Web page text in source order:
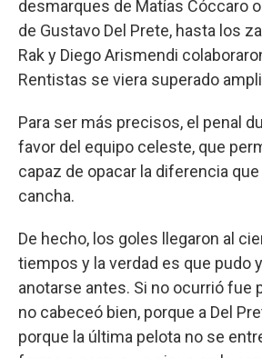
desmarques de Matías Cóccaro
de Gustavo Del Prete, hasta los
Rak y Diego Arismendi
Rentistas se viera superado
Para ser más precisos, el penal
favor del equipo celeste, que
capaz de opacar la diferencia
cancha.
De hecho, los goles llegaron al
tiempos y la verdad es que pudo
anotarse antes. Si no ocurrió fue
no cabeceó bien, porque a Del
porque la última pelota no se